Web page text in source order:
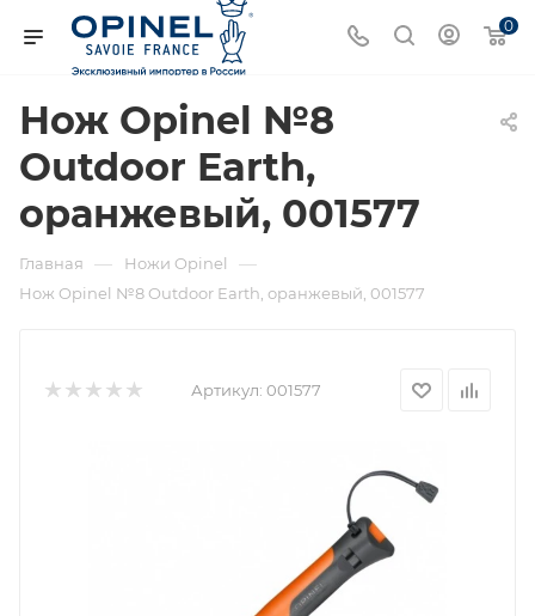
0
Нож Opinel №8
Outdoor Earth,
оранжевый, 001577
Главная — Ножи Opinel —
Нож Opinel №8 Outdoor Earth, оранжевый, 001577
Артикул: 001577